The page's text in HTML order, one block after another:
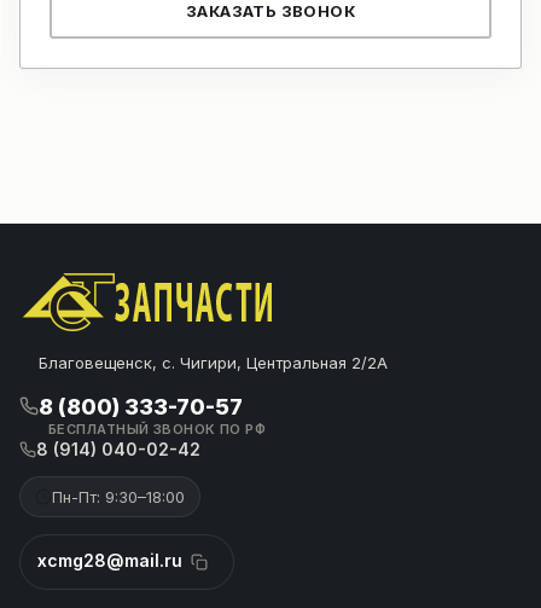
ЗАКАЗАТЬ ЗВОНОК
Благовещенск, с. Чигири, Центральная 2/2А
8 (800) 333-70-57
БЕСПЛАТНЫЙ ЗВОНОК ПО РФ
8 (914) 040-02-42
Пн-Пт: 9:30–18:00
xcmg28@mail.ru